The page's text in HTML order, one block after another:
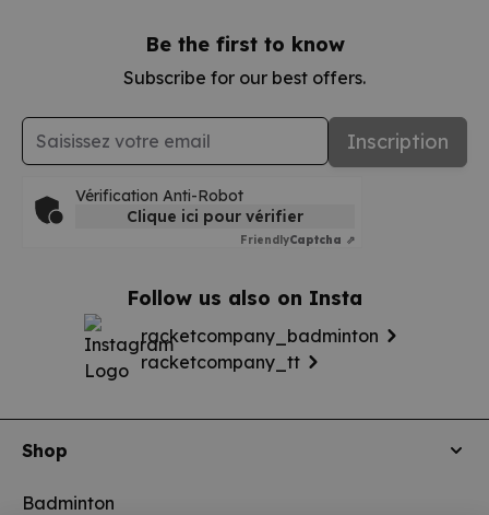
Be the first to know
Subscribe for our best offers.
Adresse mail Inscription
Vérification Anti-Robot
Clique ici pour vérifier
FriendlyCaptcha ⇗
Follow us also on Insta
racketcompany_badminton
racketcompany_tt
Shop
Badminton